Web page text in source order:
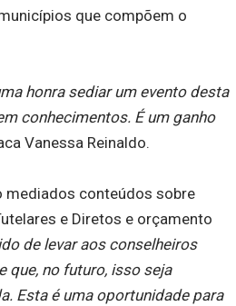
que compõem o
honra sediar um evento desta
conhecimentos. É um ganho
Vanessa Reinaldo.
mediados conteúdos sobre
e Diretos e orçamento
de levar aos conselheiros
que, no futuro, isso seja
Esta é uma oportunidade para